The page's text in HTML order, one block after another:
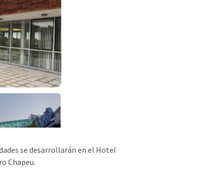
se desarrollarán en el Hotel
Chapeu.